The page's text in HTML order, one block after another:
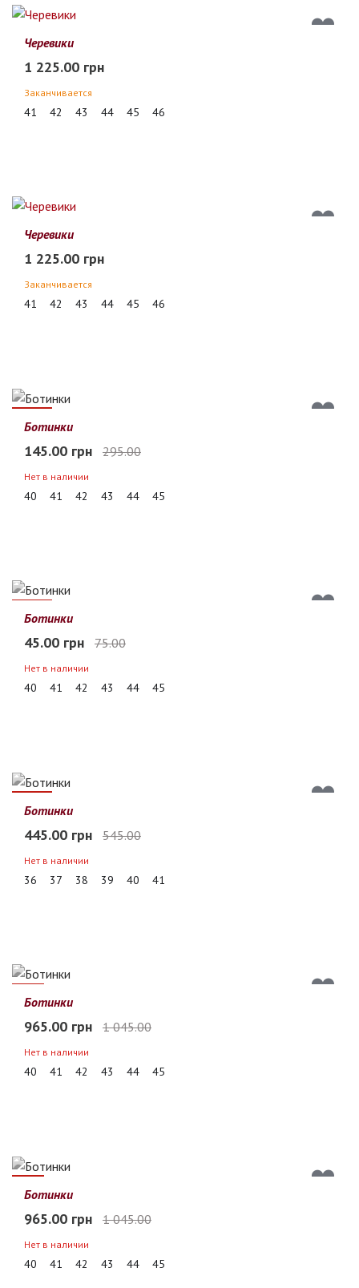
Черевики
1 225.00 грн
Заканчивается
41 42 43 44 45 46
Черевики
1 225.00 грн
Заканчивается
41 42 43 44 45 46
51%
Ботинки
145.00 грн 295.00
Нет в наличии
40 41 42 43 44 45
40%
Ботинки
45.00 грн 75.00
Нет в наличии
40 41 42 43 44 45
18%
Ботинки
445.00 грн 545.00
Нет в наличии
36 37 38 39 40 41
8%
Ботинки
965.00 грн 1 045.00
Нет в наличии
40 41 42 43 44 45
8%
Ботинки
965.00 грн 1 045.00
Нет в наличии
40 41 42 43 44 45